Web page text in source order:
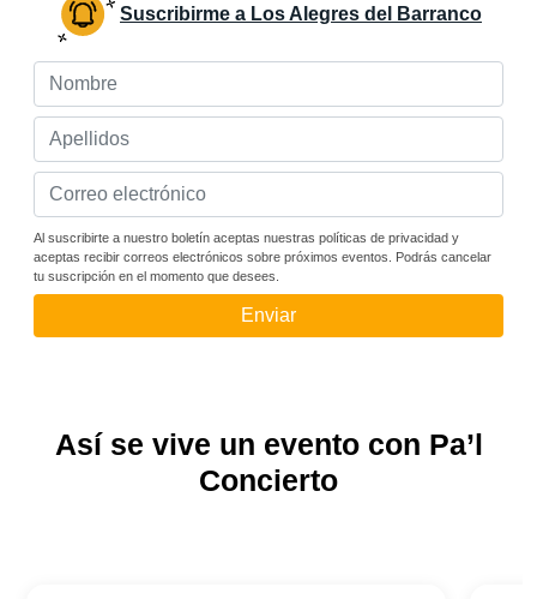
Suscribirme a Los Alegres del Barranco
Al suscribirte a nuestro boletín aceptas nuestras políticas de privacidad y
aceptas recibir correos electrónicos sobre próximos eventos. Podrás cancelar
tu suscripción en el momento que desees.
Enviar
Así se vive un evento con Pa’l
Concierto